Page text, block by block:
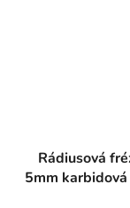
Rádiusová
5mm